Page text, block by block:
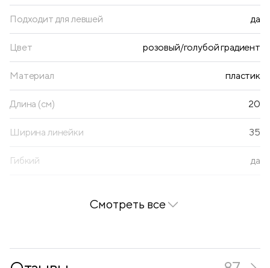
Подходит для левшей да
Цвет розовый/голубой градиент
Материал пластик
Длина (см) 20
Ширина линейки 35
Гибкий да
Наличие волнистого края нет
Смотреть все